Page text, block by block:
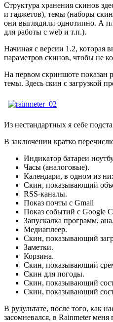
Структура хранения скинов
и гаджетов), темы (наборы
они выглядили однотипно. А
для работы с web и т.п.).
Начиная с версии 1.2, которая
параметров скинов, чтобы не
На первом скриншоте показан
темы. Здесь скин с загрузкой
Из нестандартных я себе
В заключении кратко
Индикатор батареи
Часы (аналоговые).
Календари, в одном из
Скин, показывающий
RSS-каналы.
Показ почты с Gmail
Показ событий с Google
Запускалка программ,
Медиаплеер.
Скин, показывающий
Заметки.
Корзина.
Скин, показывающий
Скин для погоды.
Скин, показывающий
Скин, показывающий
В рузультате, после того, как
засомневался, в Rainmeter